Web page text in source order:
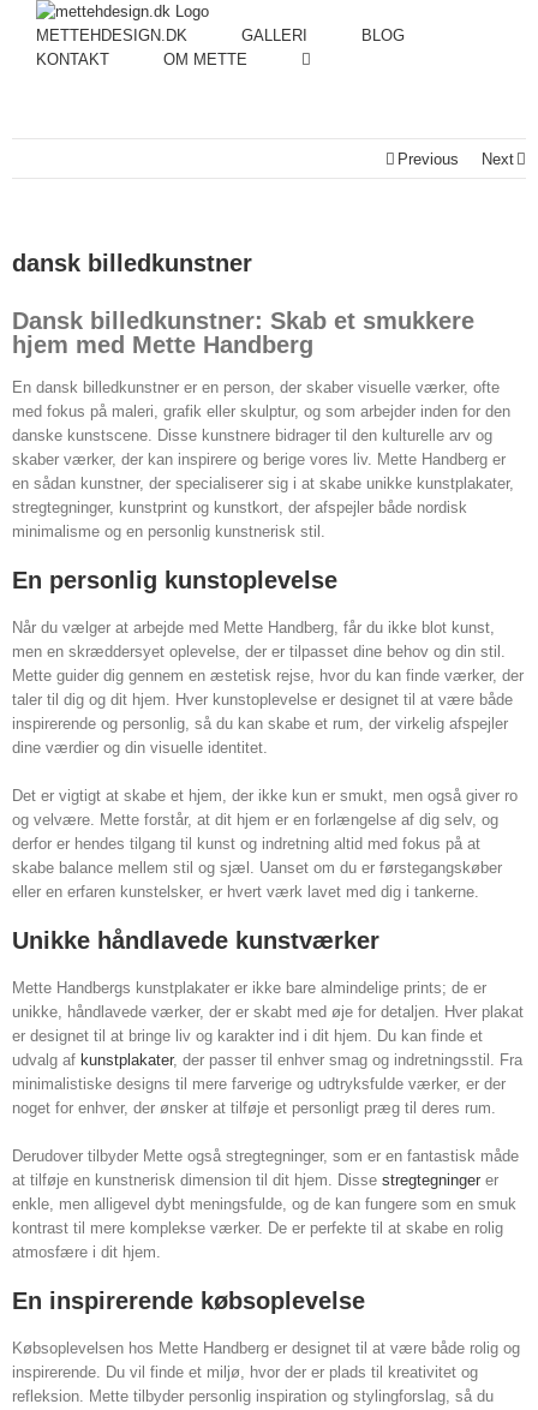
METTEHDESIGN.DK GALLERI
BLOG
KONTAKT
OM METTE
Previous Next
dansk billedkunstner
Dansk billedkunstner: Skab et smukkere
hjem med Mette Handberg
En dansk billedkunstner er en person, der skaber visuelle værker, ofte
med fokus på maleri, grafik eller skulptur, og som arbejder inden for den
danske kunstscene. Disse kunstnere bidrager til den kulturelle arv og
skaber værker, der kan inspirere og berige vores liv. Mette Handberg er
en sådan kunstner, der specialiserer sig i at skabe unikke kunstplakater,
stregtegninger, kunstprint og kunstkort, der afspejler både nordisk
minimalisme og en personlig kunstnerisk stil.
En personlig kunstoplevelse
Når du vælger at arbejde med Mette Handberg, får du ikke blot kunst,
men en skræddersyet oplevelse, der er tilpasset dine behov og din stil.
Mette guider dig gennem en æstetisk rejse, hvor du kan finde værker, der
taler til dig og dit hjem. Hver kunstoplevelse er designet til at være både
inspirerende og personlig, så du kan skabe et rum, der virkelig afspejler
dine værdier og din visuelle identitet.
Det er vigtigt at skabe et hjem, der ikke kun er smukt, men også giver ro
og velvære. Mette forstår, at dit hjem er en forlængelse af dig selv, og
derfor er hendes tilgang til kunst og indretning altid med fokus på at
skabe balance mellem stil og sjæl. Uanset om du er førstegangskøber
eller en erfaren kunstelsker, er hvert værk lavet med dig i tankerne.
Unikke håndlavede kunstværker
Mette Handbergs kunstplakater er ikke bare almindelige prints; de er
unikke, håndlavede værker, der er skabt med øje for detaljen. Hver plakat
er designet til at bringe liv og karakter ind i dit hjem. Du kan finde et
udvalg af kunstplakater, der passer til enhver smag og indretningsstil. Fra
minimalistiske designs til mere farverige og udtryksfulde værker, er der
noget for enhver, der ønsker at tilføje et personligt præg til deres rum.
Derudover tilbyder Mette også stregtegninger, som er en fantastisk måde
at tilføje en kunstnerisk dimension til dit hjem. Disse stregtegninger er
enkle, men alligevel dybt meningsfulde, og de kan fungere som en smuk
kontrast til mere komplekse værker. De er perfekte til at skabe en rolig
atmosfære i dit hjem.
En inspirerende købsoplevelse
Købsoplevelsen hos Mette Handberg er designet til at være både rolig og
inspirerende. Du vil finde et miljø, hvor der er plads til kreativitet og
refleksion. Mette tilbyder personlig inspiration og stylingforslag, så du